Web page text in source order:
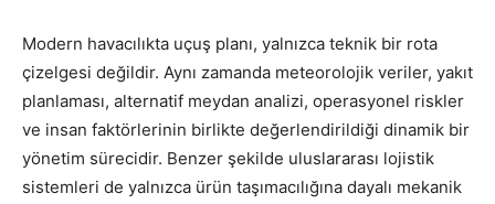
Modern havacılıkta uçuş planı, yalnızca teknik bir rota
çizelgesi değildir. Aynı zamanda meteorolojik veriler, yakıt
planlaması, alternatif meydan analizi, operasyonel riskler
ve insan faktörlerinin birlikte değerlendirildiği dinamik bir
yönetim sürecidir. Benzer şekilde uluslararası lojistik
sistemleri de yalnızca ürün taşımacılığına dayalı mekanik